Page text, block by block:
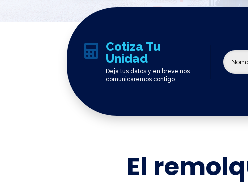

Cotiza Tu
Unidad
Deja tus datos y en breve nos
comunicaremos contigo.
El